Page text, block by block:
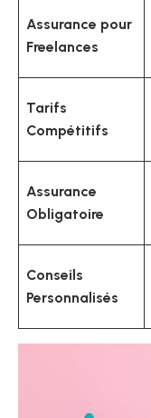
Assurance pour
Freelances
Tarifs
Compétitifs
Assurance
Obligatoire
Conseils
Personnalisés